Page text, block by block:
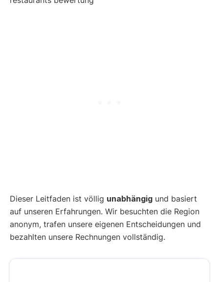
Dieser Leitfaden ist völlig unabhängig und basiert
auf unseren Erfahrungen. Wir besuchten die Region
anonym, trafen unsere eigenen Entscheidungen und
bezahlten unsere Rechnungen vollständig.